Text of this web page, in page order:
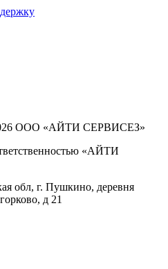
ООО «АЙТИ СЕРВИСЕЗ»
«АЙТИ
обл, г. Пушкино, деревня
д 21